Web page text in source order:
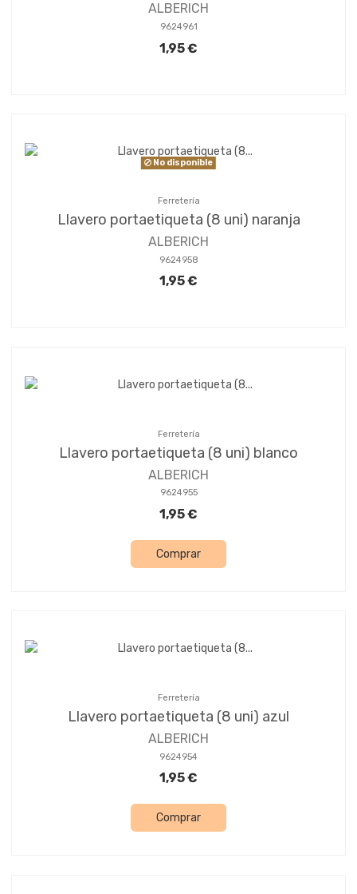
ALBERICH
9624961
1,95 €
No disponible
Ferretería
Llavero portaetiqueta (8 uni) naranja
ALBERICH
9624958
1,95 €
Ferretería
Llavero portaetiqueta (8 uni) blanco
ALBERICH
9624955
1,95 €
Comprar
Ferretería
Llavero portaetiqueta (8 uni) azul
ALBERICH
9624954
1,95 €
Comprar